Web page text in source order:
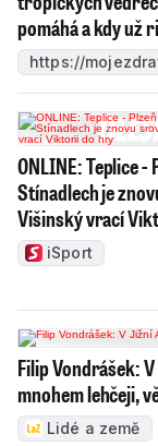
pomáhá a kdy už
https://
ONLINE: Teplice -
Stínadlech je
Višinský vrací
iSport
Filip Vondrášek:
mnohem lehčeji,
Lidé a země